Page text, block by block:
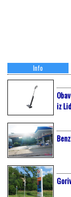
Info
iz